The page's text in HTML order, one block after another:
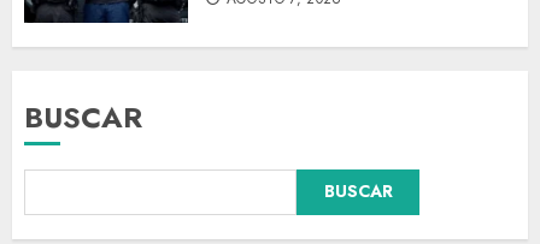
BUSCAR
BUSCAR
Abelardo de la Espriella